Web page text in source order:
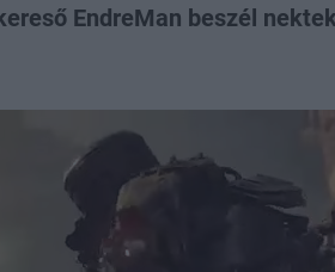
EndreMan beszél